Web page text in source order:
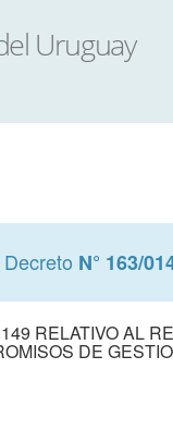
Decreto N° 163/
RELATIVO AL
DE